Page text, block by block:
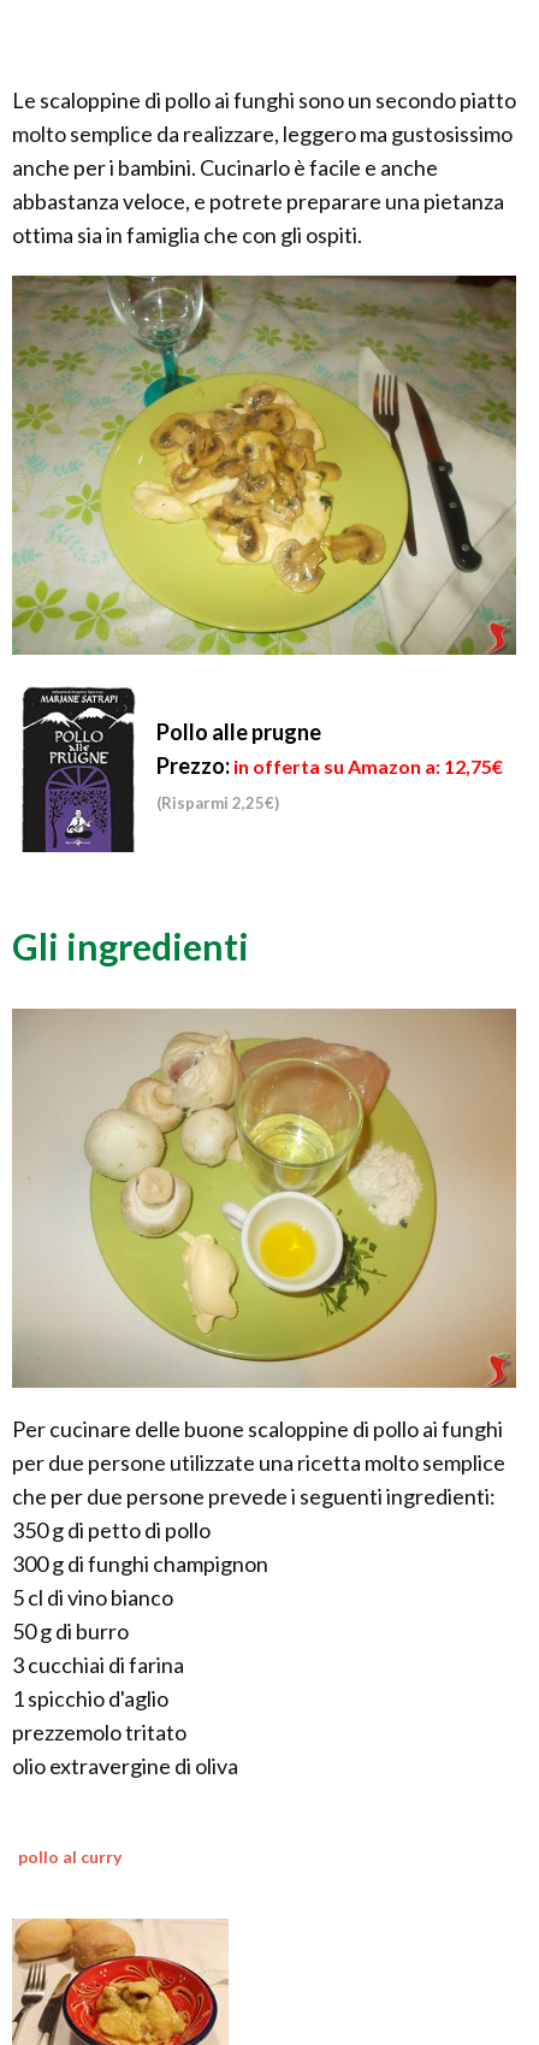
Le scaloppine di pollo ai funghi sono un secondo piatto
molto semplice da realizzare, leggero ma gustosissimo
anche per i bambini. Cucinarlo è facile e anche
abbastanza veloce, e potrete preparare una pietanza
ottima sia in famiglia che con gli ospiti.
Pollo alle prugne
Prezzo: in offerta su Amazon a: 12,75€
(Risparmi 2,25€)
Gli ingredienti
Per cucinare delle buone scaloppine di pollo ai funghi
per due persone utilizzate una ricetta molto semplice
che per due persone prevede i seguenti ingredienti:
350 g di petto di pollo
300 g di funghi champignon
5 cl di vino bianco
50 g di burro
3 cucchiai di farina
1 spicchio d'aglio
prezzemolo tritato
olio extravergine di oliva
pollo al curry